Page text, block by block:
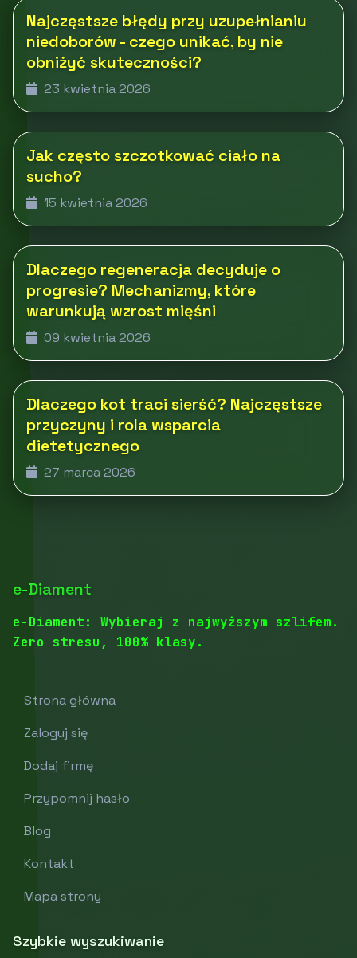
Najczęstsze błędy przy uzupełnianiu
niedoborów - czego unikać, by nie
obniżyć skuteczności?
23 kwietnia 2026
Jak często szczotkować ciało na
sucho?
15 kwietnia 2026
Dlaczego regeneracja decyduje o
progresie? Mechanizmy, które
warunkują wzrost mięśni
09 kwietnia 2026
Dlaczego kot traci sierść? Najczęstsze
przyczyny i rola wsparcia
dietetycznego
27 marca 2026
e-Diament
e-Diament: Wybieraj z najwyższym szlifem.
Zero stresu, 100% klasy.
Strona główna
Zaloguj się
Dodaj firmę
Przypomnij hasło
Blog
Kontakt
Mapa strony
Szybkie wyszukiwanie